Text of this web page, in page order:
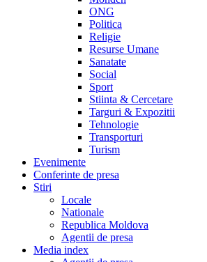
ONG
Politica
Religie
Resurse Umane
Sanatate
Social
Sport
Stiinta & Cercetare
Targuri & Expozitii
Tehnologie
Transporturi
Turism
Evenimente
Conferinte de presa
Stiri
Locale
Nationale
Republica Moldova
Agentii de presa
Media index